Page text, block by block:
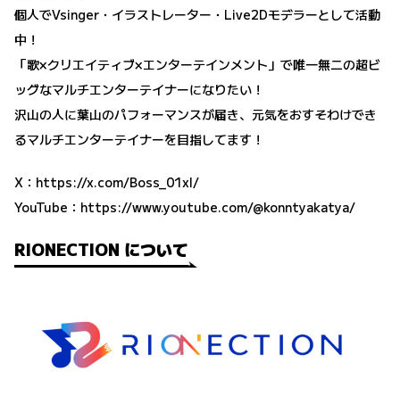
個人でVsinger・イラストレーター・Live2Dモデラーとして活動
中！
「歌×クリエイティブ×エンターテインメント」で唯一無二の超ビ
ッグなマルチエンターテイナーになりたい！
沢山の人に葉山のパフォーマンスが届き、元気をおすそわけでき
るマルチエンターテイナーを目指してます！
X： https://x.com/Boss_01xl/
YouTube： https://www.youtube.com/@konntyakatya/
RIONECTION について